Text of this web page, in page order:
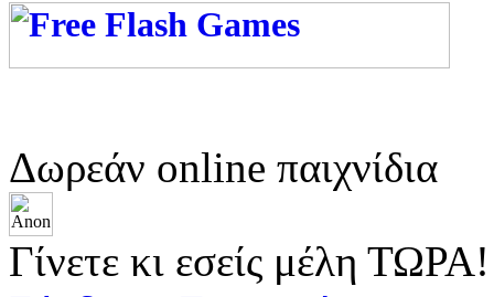
Δωρεάν online παιχνίδια
Γίνετε κι εσείς μέλη ΤΩΡΑ!